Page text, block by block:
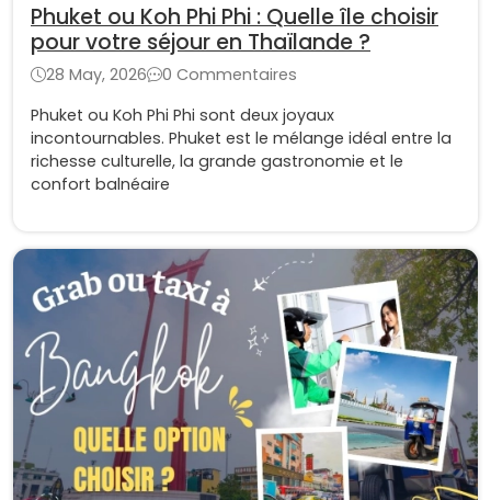
Phuket ou Koh Phi Phi : Quelle île choisir
pour votre séjour en Thaïlande ?
28 May, 2026
0 Commentaires
Phuket ou Koh Phi Phi sont deux joyaux
incontournables. Phuket est le mélange idéal entre la
richesse culturelle, la grande gastronomie et le
confort balnéaire